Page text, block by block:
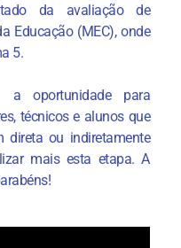
da avaliação de
Educação (MEC), onde
5.
a oportunidade para
técnicos e alunos que
direta ou indiretamente
mais esta etapa. A